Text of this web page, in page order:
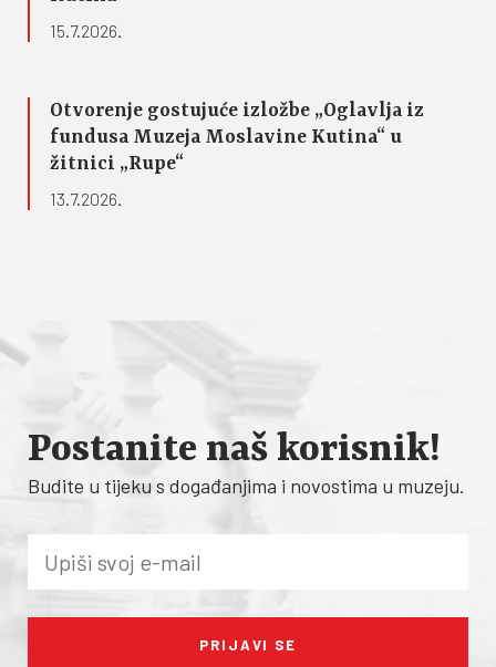
15.7.2026.
Otvorenje gostujuće izložbe „Oglavlja iz
fundusa Muzeja Moslavine Kutina“ u
žitnici „Rupe“
13.7.2026.
Postanite naš korisnik!
Budite u tijeku s događanjima i novostima u muzeju.